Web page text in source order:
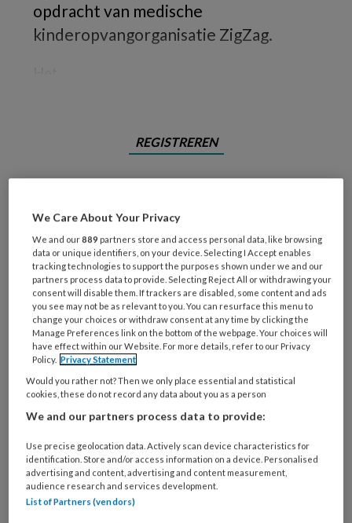
opdracht van medische
kinderopvangorganisatie ZigZag.
REGISTREREN
Wil je dit artikel lezen?
Maak gratis een account aan en lees 2
artikelen gratis per maand
Al een account of abonnement?Log dan in
Wat
is
je
e-
mailadres?
* *
Kies
je
wachtwoord* *
Kies
je
functie *
Bij
We Care About Your Privacy
We and our889 partners store and access personal data, like browsing
data or unique identifiers, on your device. Selecting I Accept enables
tracking technologies to support the purposes shown under we and our
partners process data to provide. Selecting Reject All or withdrawing your
consent will disable them. If trackers are disabled, some content and ads
you see may not be as relevant to you. You can resurface this menu to
change your choices or withdraw consent at any time by clicking the
Manage Preferences link on the bottom of the webpage. Your choices will
have effect within our Website. For more details, refer to our Privacy
Policy. Privacy Statement
Would you rather not? Then we only place essential and statistical
cookies, these do not record any data about you as a person
We and our partners process data to provide:
Use precise geolocation data. Actively scan device characteristics for
identification. Store and/or access information on a device. Personalised
advertising and content, advertising and content measurement,
audience research and services development.
List of Partners (vendors)